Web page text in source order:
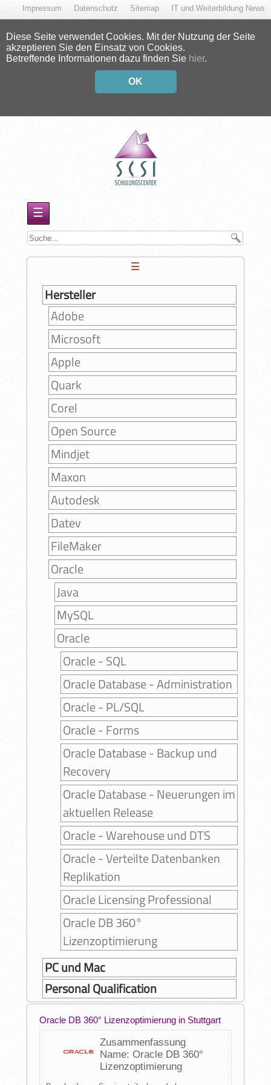
IT und Weiterbildung News
Sitemap
Datenschutz
Impressum
Diese Seite verwendet Cookies. Mit der Nutzung der Seite
akzeptieren Sie den Einsatz von Cookies.
Betreffende Informationen dazu finden Sie hier.
OK
☰
☰
Hersteller
Adobe
Microsoft
Apple
Quark
Corel
Open Source
Mindjet
Maxon
Autodesk
Datev
FileMaker
Oracle
Java
MySQL
Oracle
Oracle - SQL
Oracle Database - Administration
Oracle - PL/SQL
Oracle - Forms
Oracle Database - Backup und
Recovery
Oracle Database - Neuerungen im
aktuellen Release
Oracle - Warehouse und DTS
Oracle - Verteilte Datenbanken
Replikation
Oracle Licensing Professional
Oracle DB 360°
Lizenzoptimierung
PC und Mac
Personal Qualification
Oracle DB 360° Lizenzoptimierung in Stuttgart
Zusammenfassung
Name: Oracle DB 360°
Lizenzoptimierung